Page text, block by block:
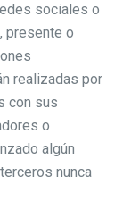
sociales o
presente o
realizadas por
con sus
o
algún
nunca